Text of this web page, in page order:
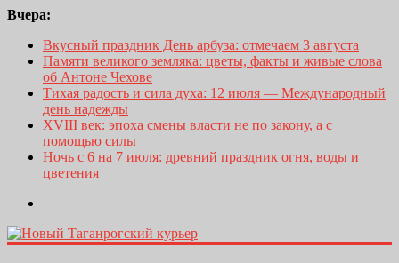
Вчера:
Вкусный праздник День арбуза: отмечаем 3 августа
Памяти великого земляка: цветы, факты и живые слова
об Антоне Чехове
Тихая радость и сила духа: 12 июля — Международный
день надежды
XVIII век: эпоха смены власти не по закону, а с
помощью силы
Ночь с 6 на 7 июля: древний праздник огня, воды и
цветения